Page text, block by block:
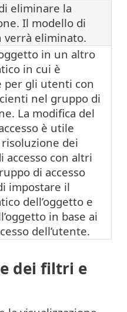
eliminare la
Il modello di
verrà eliminato.
in un altro
in cui è
per gli utenti con
nel gruppo di
La modifica del
è utile
dei
accesso con altri
di accesso
impostare il
dell’oggetto e
in base ai
dell’utente.
dei filtri e